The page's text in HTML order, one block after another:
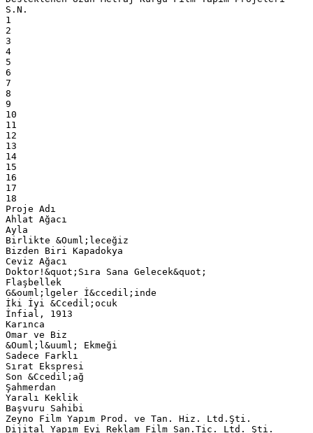
S.N.
1
2
3
4
5
6
7
8
9
10
11
12
13
14
15
16
17
18
Proje Adı
Ahlat Ağacı
Ayla
Birlikte &Ouml;leceğiz
Bizden Biri Kapadokya
Ceviz Ağacı
Doktor!&quot;Sıra Sana Gelecek&quot;
Flaşbellek
G&ouml;lgeler İ&ccedil;inde
İki İyi &Ccedil;ocuk
İnfial, 1913
Karınca
Omar ve Biz
&Ouml;l&uuml; Ekmeği
Sadece Farklı
Sırat Ekspresi
Son &Ccedil;ağ
Şahmerdan
Yaralı Keklik
Başvuru Sahibi
Zeyno Film Yapım Prod. ve Tan. Hiz. Ltd.Şti.
Dijital Yapım Evi Reklam Film San.Tic. Ltd. Şti.